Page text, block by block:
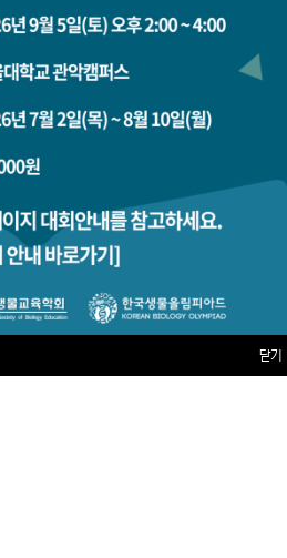
Biology Olympiad
회 접수 안내
닫기